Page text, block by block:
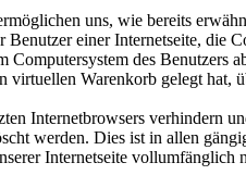
uns, wie bereits
einer Internetseite, die
des Benutzers
Warenkorb gelegt hat,
Internetbrowsers verhindern
werden. Dies ist in allen
Internetseite vollumfänglich